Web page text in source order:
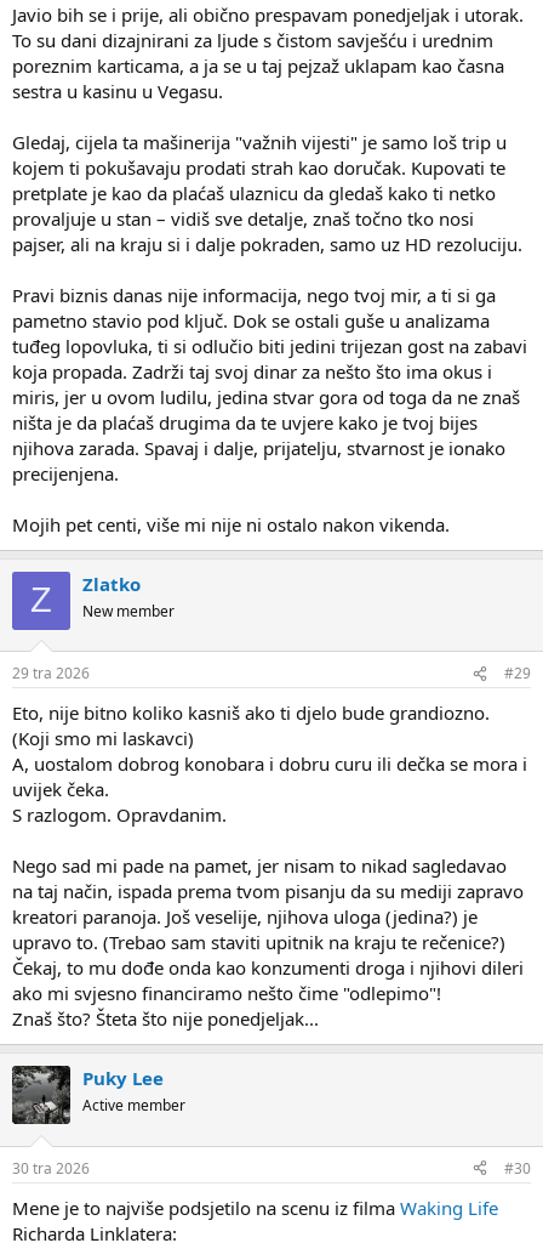
Javio bih se i prije, ali obično prespavam ponedjeljak i utorak.
To su dani dizajnirani za ljude s čistom savješću i urednim
poreznim karticama, a ja se u taj pejzaž uklapam kao časna
sestra u kasinu u Vegasu.
Gledaj, cijela ta mašinerija "važnih vijesti" je samo loš trip u
kojem ti pokušavaju prodati strah kao doručak. Kupovati te
pretplate je kao da plaćaš ulaznicu da gledaš kako ti netko
provaljuje u stan – vidiš sve detalje, znaš točno tko nosi
pajser, ali na kraju si i dalje pokraden, samo uz HD rezoluciju.
Pravi biznis danas nije informacija, nego tvoj mir, a ti si ga
pametno stavio pod ključ. Dok se ostali guše u analizama
tuđeg lopovluka, ti si odlučio biti jedini trijezan gost na zabavi
koja propada. Zadrži taj svoj dinar za nešto što ima okus i
miris, jer u ovom ludilu, jedina stvar gora od toga da ne znaš
ništa je da plaćaš drugima da te uvjere kako je tvoj bijes
njihova zarada. Spavaj i dalje, prijatelju, stvarnost je ionako
precijenjena.
Mojih pet centi, više mi nije ni ostalo nakon vikenda.
Z Zlatko
New member
29 tra 2026 #29
Eto, nije bitno koliko kasniš ako ti djelo bude grandiozno.
(Koji smo mi laskavci)
A, uostalom dobrog konobara i dobru curu ili dečka se mora i
uvijek čeka.
S razlogom. Opravdanim.
Nego sad mi pade na pamet, jer nisam to nikad sagledavao
na taj način, ispada prema tvom pisanju da su mediji zapravo
kreatori paranoja. Još veselije, njihova uloga (jedina?) je
upravo to. (Trebao sam staviti upitnik na kraju te rečenice?)
Čekaj, to mu dođe onda kao konzumenti droga i njihovi dileri
ako mi svjesno financiramo nešto čime "odlepimo"!
Znaš što? Šteta što nije ponedjeljak...
Puky Lee
Active member
30 tra 2026 #30
Mene je to najviše podsjetilo na scenu iz filma Waking Life
Richarda Linklatera: